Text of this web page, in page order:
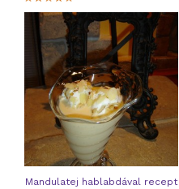
Mandulatej hablabdával recept